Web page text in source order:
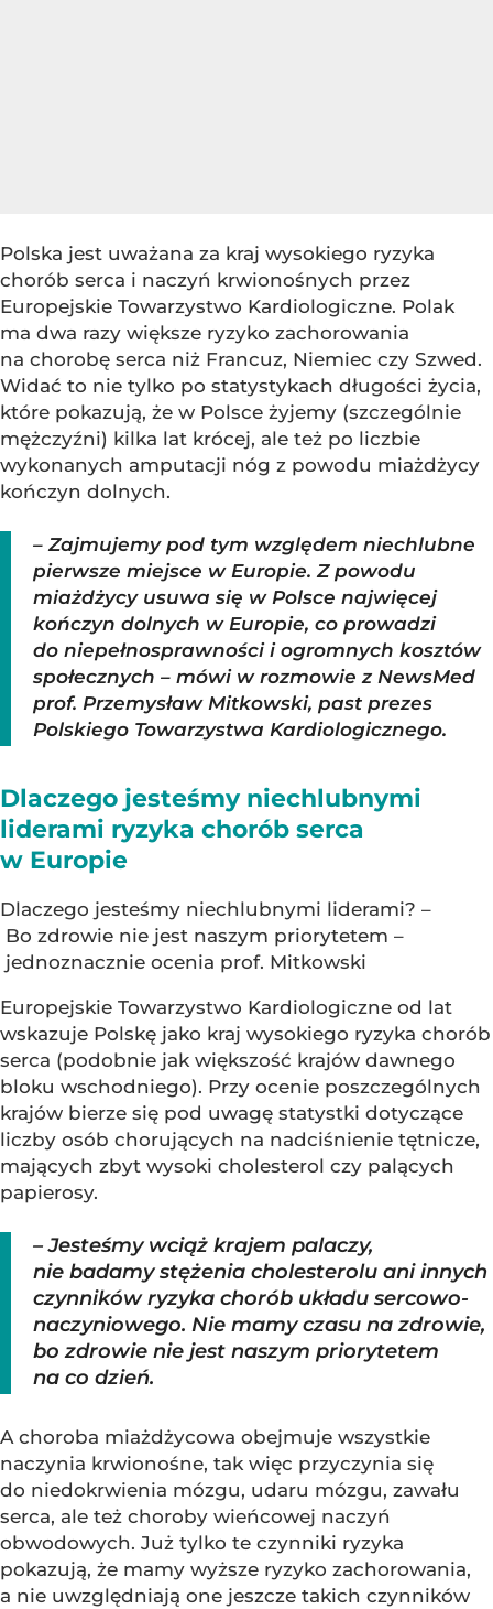
Polska jest uważana za kraj wysokiego ryzyka
chorób serca i naczyń krwionośnych przez
Europejskie Towarzystwo Kardiologiczne. Polak
ma dwa razy większe ryzyko zachorowania
na chorobę serca niż Francuz, Niemiec czy Szwed.
Widać to nie tylko po statystykach długości życia,
które pokazują, że w Polsce żyjemy (szczególnie
mężczyźni) kilka lat krócej, ale też po liczbie
wykonanych amputacji nóg z powodu miażdżycy
kończyn dolnych.
– Zajmujemy pod tym względem niechlubne
pierwsze miejsce w Europie. Z powodu
miażdżycy usuwa się w Polsce najwięcej
kończyn dolnych w Europie, co prowadzi
do niepełnosprawności i ogromnych kosztów
społecznych – mówi w rozmowie z NewsMed
prof. Przemysław Mitkowski, past prezes
Polskiego Towarzystwa Kardiologicznego.
Dlaczego jesteśmy niechlubnymi
liderami ryzyka chorób serca
w Europie
Dlaczego jesteśmy niechlubnymi liderami? –
Bo zdrowie nie jest naszym priorytetem –
jednoznacznie ocenia prof. Mitkowski
Europejskie Towarzystwo Kardiologiczne od lat
wskazuje Polskę jako kraj wysokiego ryzyka chorób
serca (podobnie jak większość krajów dawnego
bloku wschodniego). Przy ocenie poszczególnych
krajów bierze się pod uwagę statystki dotyczące
liczby osób chorujących na nadciśnienie tętnicze,
mających zbyt wysoki cholesterol czy palących
papierosy.
– Jesteśmy wciąż krajem palaczy,
nie badamy stężenia cholesterolu ani innych
czynników ryzyka chorób układu sercowo-
naczyniowego. Nie mamy czasu na zdrowie,
bo zdrowie nie jest naszym priorytetem
na co dzień.
A choroba miażdżycowa obejmuje wszystkie
naczynia krwionośne, tak więc przyczynia się
do niedokrwienia mózgu, udaru mózgu, zawału
serca, ale też choroby wieńcowej naczyń
obwodowych. Już tylko te czynniki ryzyka
pokazują, że mamy wyższe ryzyko zachorowania,
a nie uwzględniają one jeszcze takich czynników